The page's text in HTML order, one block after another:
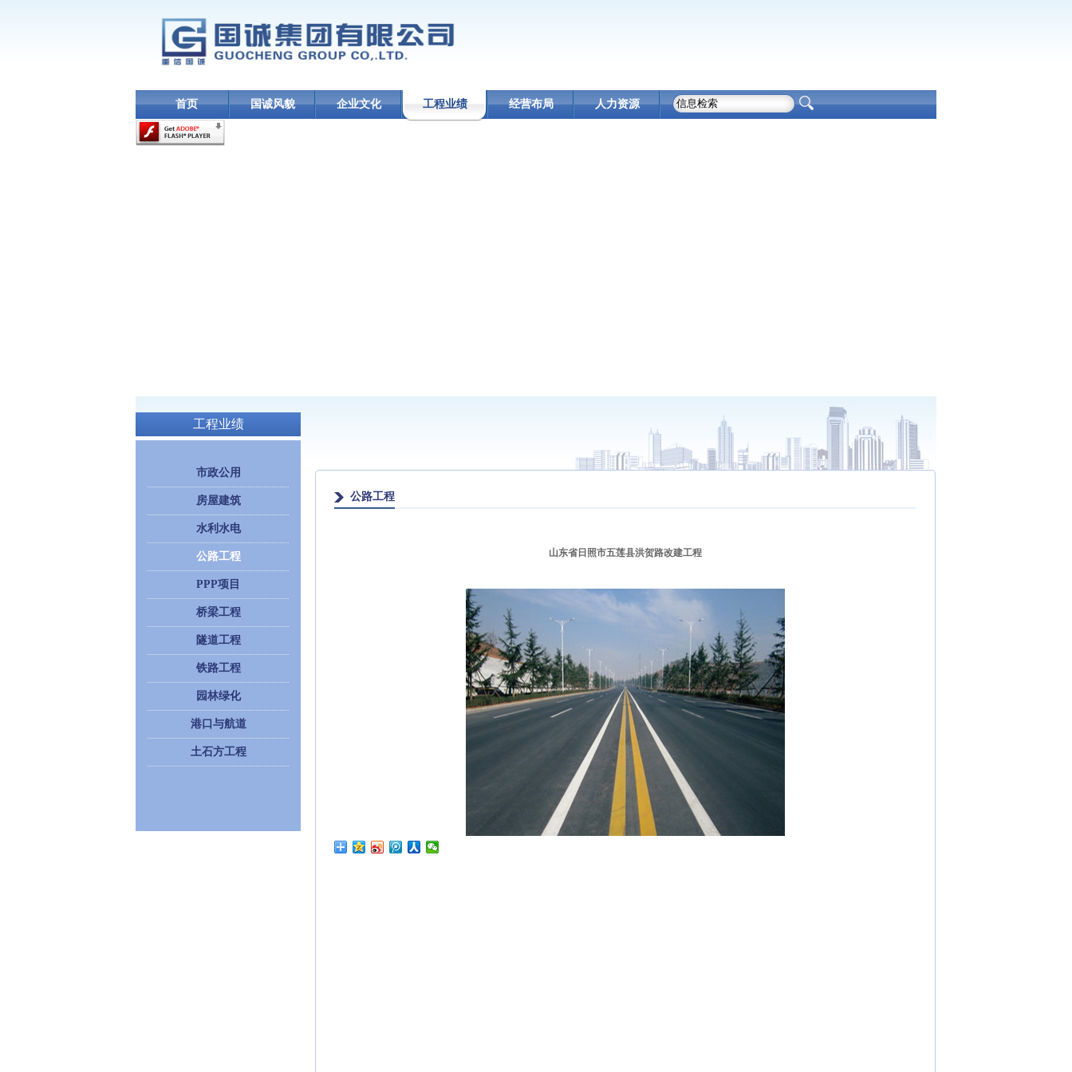
首页 国诚风貌 企业文化 工程业绩 经营布局 人力资源
工程业绩
市政公用
房屋建筑
水利水电
公路工程
PPP项目
桥梁工程
隧道工程
铁路工程
园林绿化
港口与航道
土石方工程
公路工程
山东省日照市五莲县洪贺路改建工程